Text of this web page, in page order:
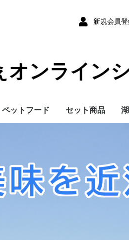
新規会員
オンライン
ペットフード セット商品